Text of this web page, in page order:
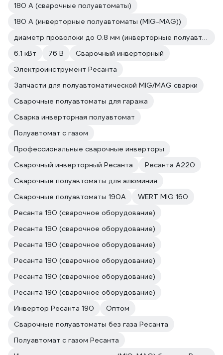
180 А (сварочные полуавтоматы)
180 А (инверторные полуавтоматы (MIG-MAG))
диаметр проволоки до 0.8 мм (инверторные полуавтоматы (MIG-MAG))
6.1 кВт
76 В
Сварочный инверторный
Электроинструмент Ресанта
Запчасти для полуавтоматической MIG/MAG сварки
Сварочные полуавтоматы для гаража
Сварка инверторная полуавтомат
Полуавтомат с газом
Профессиональные сварочные инверторы
Сварочный инверторный Ресанта
Ресанта А220
Сварочные полуавтоматы для алюминия
Сварочные полуавтоматы 190А
WERT MIG 160
Ресанта 190 (сварочное оборудование)
Ресанта 190 (сварочное оборудование)
Ресанта 190 (сварочное оборудование)
Ресанта 190 (сварочное оборудование)
Ресанта 190 (сварочное оборудование)
Ресанта 190 (сварочное оборудование)
Инвертор Ресанта 190
Оптом
Сварочные полуавтоматы без газа Ресанта
Полуавтомат с газом Ресанта